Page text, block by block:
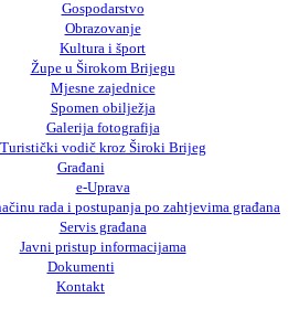
Gospodarstvo
Obrazovanje
Kultura i šport
Župe u Širokom Brijegu
Mjesne zajednice
Spomen obilježja
Galerija fotografija
Turistički vodič kroz Široki Brijeg
Građani
e-Uprava
rada i postupanja po zahtjevima građana
Servis građana
Javni pristup informacijama
Dokumenti
Kontakt